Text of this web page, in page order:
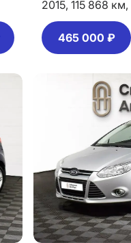
2015, 115 868 км,
465 000 ₽